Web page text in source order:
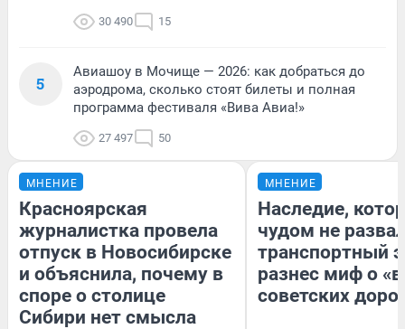
30 490 15
5
Авиашоу в Мочище — 2026: как добраться до
аэродрома, сколько стоят билеты и полная
программа фестиваля «Вива Авиа!»
27 497 50
МНЕНИЕ
Красноярская
журналистка провела
отпуск в Новосибирске
и объяснила, почему в
споре о столице
Сибири нет смысла
МНЕНИЕ
Наследие,
чудом не
транспортный
разнес миф о
советских